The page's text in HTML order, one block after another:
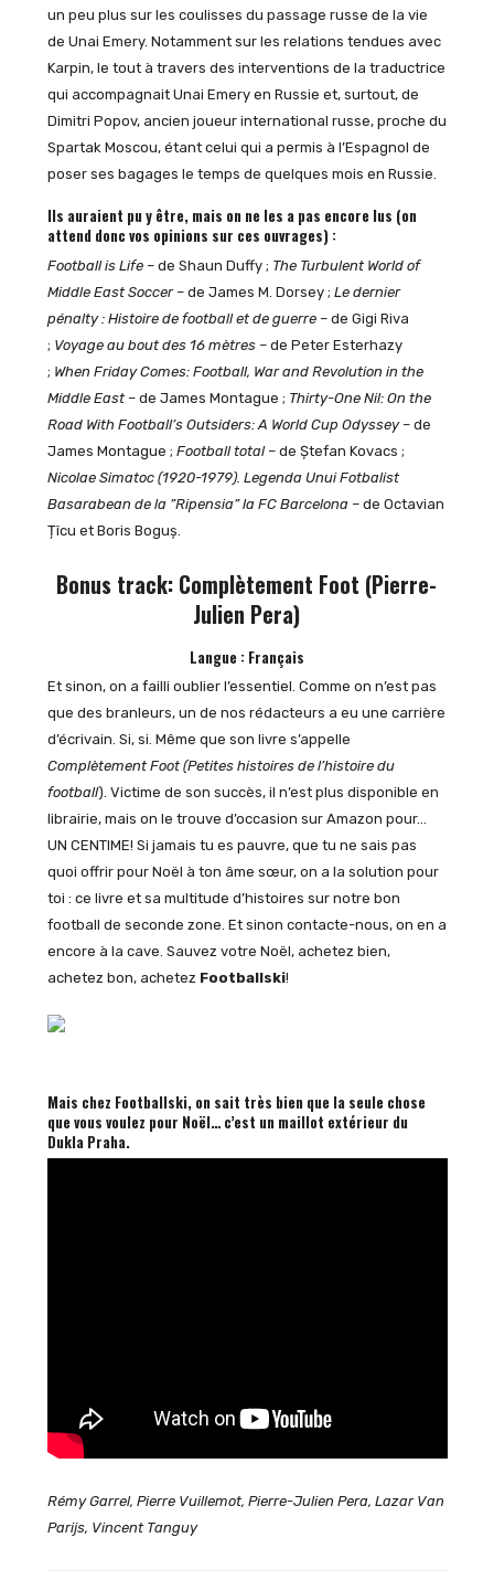
un peu plus sur les coulisses du passage russe de la vie
de Unai Emery. Notamment sur les relations tendues avec
Karpin, le tout à travers des interventions de la traductrice
qui accompagnait Unai Emery en Russie et, surtout, de
Dimitri Popov, ancien joueur international russe, proche du
Spartak Moscou, étant celui qui a permis à l’Espagnol de
poser ses bagages le temps de quelques mois en Russie.
Ils auraient pu y être, mais on ne les a pas encore lus (on
attend donc vos opinions sur ces ouvrages) :
Football is Life– de Shaun Duffy ; The Turbulent World of
Middle East Soccer– de James M. Dorsey ; Le dernier
pénalty : Histoire de football et de guerre– de Gigi Riva
; Voyage au bout des 16 mètres– de Peter Esterhazy
; When Friday Comes: Football, War and Revolution in the
Middle East – de James Montague ; Thirty-One Nil: On the
Road With Football’s Outsiders: A World Cup Odyssey– de
James Montague ; Football total– de Ștefan Kovacs ;
Nicolae Simatoc (1920-1979). Legenda Unui Fotbalist
Basarabean de la ”Ripensia” la FC Barcelona– de Octavian
Țîcu et Boris Boguș.
Bonus track: Complètement Foot (Pierre-
Julien Pera)
Langue : Français
Et sinon, on a failli oublier l’essentiel. Comme on n’est pas
que des branleurs, un de nos rédacteurs a eu une carrière
d’écrivain. Si, si. Même que son livre s’appelle
Complètement Foot (Petites histoires de l’histoire du
football). Victime de son succès, il n’est plus disponible en
librairie, mais on le trouve d’occasion sur Amazon pour…
UN CENTIME! Si jamais tu es pauvre, que tu ne sais pas
quoi offrir pour Noël à ton âme sœur, on a la solution pour
toi : ce livre et sa multitude d’histoires sur notre bon
football de seconde zone. Et sinon contacte-nous, on en a
encore à la cave. Sauvez votre Noël, achetez bien,
achetez bon, achetez Footballski!
Mais chez Footballski, on sait très bien que la seule chose
que vous voulez pour Noël… c’est un maillot extérieur du
Dukla Praha.
Rémy Garrel, Pierre Vuillemot, Pierre-Julien Pera, Lazar Van
Parijs, Vincent Tanguy